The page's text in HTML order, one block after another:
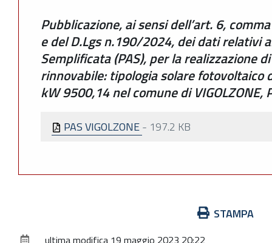
Pubblicazione, ai sensi dell’art. 6,
e del D.Lgs n.190/2024, dei dati relativi
Semplificata (PAS), per la realizzazione
rinnovabile: tipologia solare fotovoltaico
kW 9500,14 nel comune di VIGOLZONE,
PAS VIGOLZONE- 197.2 KB
STAMPA
ultima modifica 19 maggio 2023 20:22